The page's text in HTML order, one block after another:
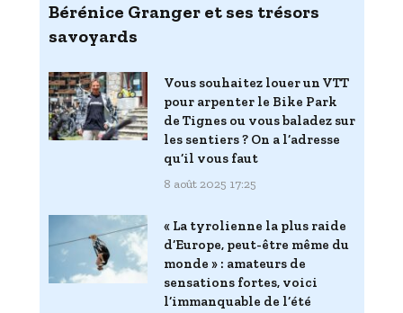
Bérénice Granger et ses trésors
savoyards
Vous souhaitez louer un VTT
pour arpenter le Bike Park
de Tignes ou vous baladez sur
les sentiers ? On a l’adresse
qu’il vous faut
8 août 2025 17:25
« La tyrolienne la plus raide
d’Europe, peut-être même du
monde » : amateurs de
sensations fortes, voici
l’immanquable de l’été